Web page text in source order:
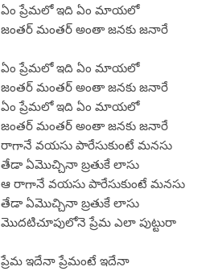
ఏం ప్రేమలో ఇది ఏం మాయలో
జంతర్ మంతర్ అంతా జనకు జనారే
ఏం ప్రేమలో ఇది ఏం మాయలో
జంతర్ మంతర్ అంతా జనకు జనారే
ఏం ప్రేమలో ఇది ఏం మాయలో
జంతర్ మంతర్ అంతా జనకు జనారే
రాగానే వయసు పారేసుకుంటే మనసు
తేడా ఏమొచ్చినా బ్రతుకే లాసు
ఆ రాగానే వయసు పారేసుకుంటే మనసు
తేడా ఏమొచ్చినా బ్రతుకే లాసు
మొదటిచూపులోనె ప్రేమ ఎలా పుట్టురా
ప్రేమ ఇదేనా ప్రేమంటే ఇదేనా